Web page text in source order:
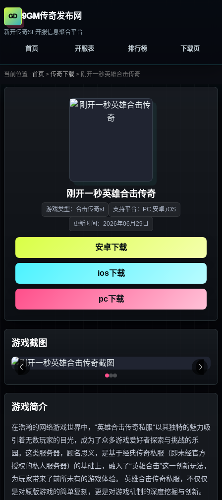
9GM传奇发布网
新开传奇SF开服信息聚合平台
首页 开服表 排行榜 下载页
当前位置 : 首页 > 传奇下载 > 刚开一秒英雄合击传奇
刚开一秒英雄合击传奇
游戏类型：合击传奇sf 支持平台：PC,安卓,iOS
更新时间：2026年06月29日
安卓下载
ios下载
pc下载
游戏截图
游戏简介
在浩瀚的网络游戏世界中，"英雄合击传奇私服"以其独特的魅力吸
引着无数玩家的目光，成为了众多游戏爱好者探索与挑战的乐
园。这类服务器，顾名思义，是基于经典传奇私服（即未经官方
授权的私人服务器）的基础上，融入了“英雄合击”这一创新玩法，
为玩家带来了前所未有的游戏体验。 英雄合击传奇私服，不仅仅
是对原版游戏的简单复刻，更是对游戏机制的深度挖掘与创新。